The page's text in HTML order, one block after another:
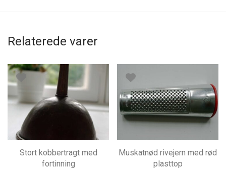
Relaterede varer
Stort kobbertragt med
fortinning
Muskatnød rivejern med rød
plasttop